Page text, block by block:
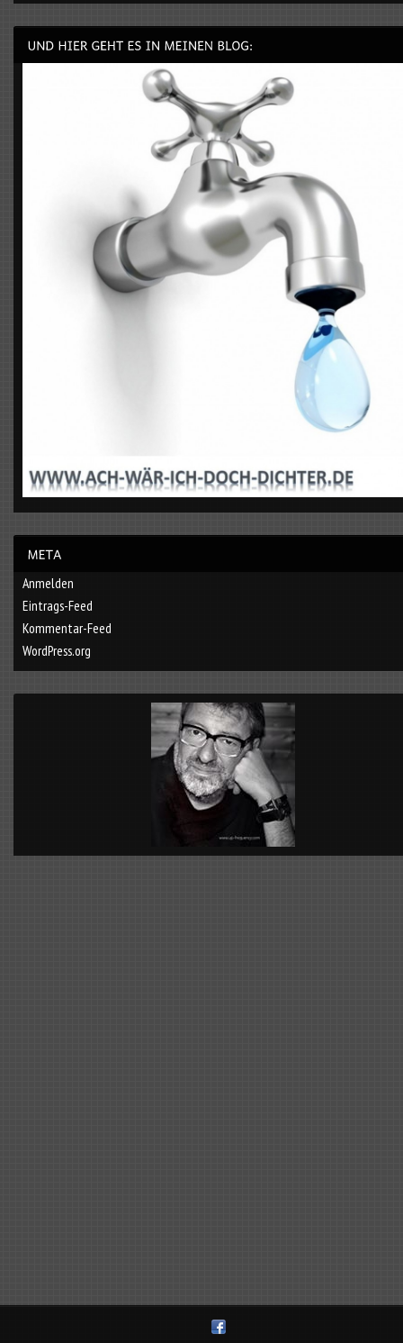
Anmelden
Eintrags-Feed
Kommentar-Feed
WordPress.org